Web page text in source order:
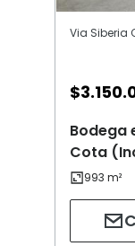
Via Siberia
$
Bodega
Cota